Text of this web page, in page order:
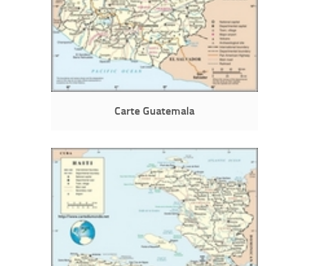
Carte Guatemala